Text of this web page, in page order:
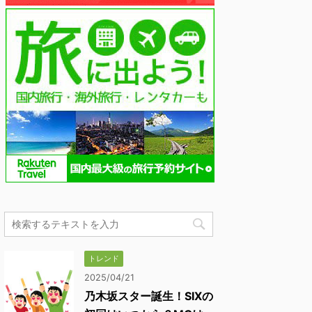
トレンド
2025/04/21
乃木坂スター誕生！SIXの